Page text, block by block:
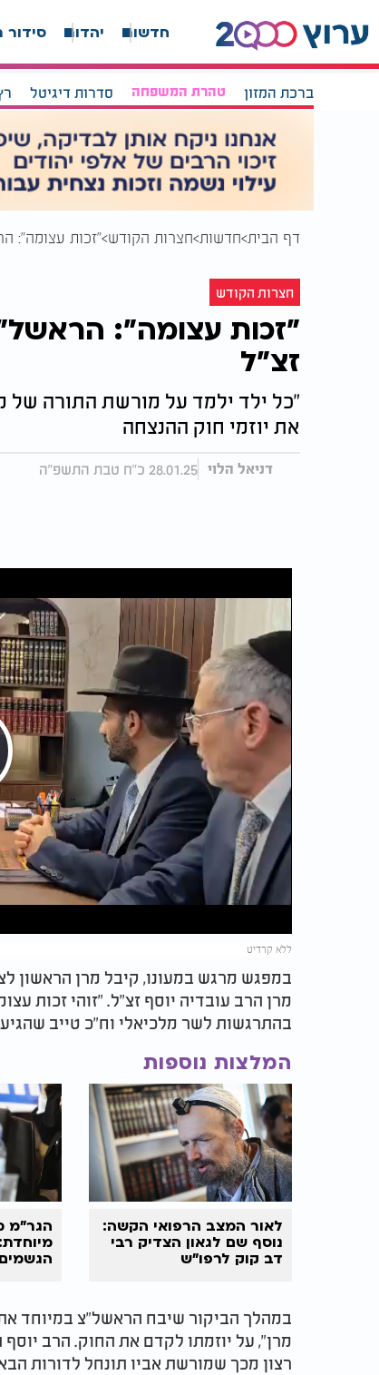
חדשות יהדות סידור
ברכת המזון טהרת המשפחה סדרות דיגיטל
דף הבית חדשות חצרות הקודש "זכות עצומה":
חצרות הקודש
"זכות עצומה":
זצ"ל
"כל ילד ילמד על מורשת התורה של
את יוזמי חוק ההנצחה
דניאל הלוי 28.01.25 כ"ח טבת התשפ"ה
ללא קרדיט
במפגש מרגש במעונו, קיבל מרן הראשון
מרן הרב עובדיה יוסף זצ"ל. "זוהי זכות
בהתרגשות לשר מלכיאלי וח"כ טייב
המלצות נוספות
לאור המצב הרפואי הקשה:
נוסף שם לגאון הצדיק רבי
דב קוק לרפו"ש
הגר"מ
הגשמים
במהלך הביקור שיבח הראשל"צ במיוחד
מרן", על יוזמתו לקדם את החוק. הרב
רצון מכך שמורשת אביו תונחל לדורות